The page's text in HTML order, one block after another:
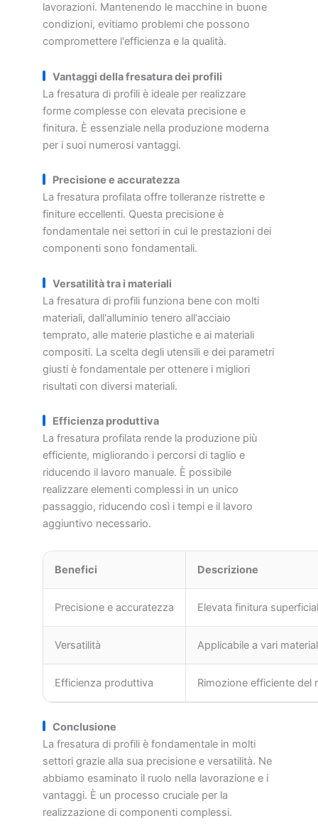
lavorazioni. Mantenendo le macchine in buone
condizioni, evitiamo problemi che possono
compromettere l'efficienza e la qualità.
Vantaggi della fresatura dei profili
La fresatura di profili è ideale per realizzare
forme complesse con elevata precisione e
finitura. È essenziale nella produzione moderna
per i suoi numerosi vantaggi.
Precisione e accuratezza
La fresatura profilata offre tolleranze ristrette e
finiture eccellenti. Questa precisione è
fondamentale nei settori in cui le prestazioni dei
componenti sono fondamentali.
Versatilità tra i materiali
La fresatura di profili funziona bene con molti
materiali, dall'alluminio tenero all'acciaio
temprato, alle materie plastiche e ai materiali
compositi. La scelta degli utensili e dei parametri
giusti è fondamentale per ottenere i migliori
risultati con diversi materiali.
Efficienza produttiva
La fresatura profilata rende la produzione più
efficiente, migliorando i percorsi di taglio e
riducendo il lavoro manuale. È possibile
realizzare elementi complessi in un unico
passaggio, riducendo così i tempi e il lavoro
aggiuntivo necessario.
Benefici Descrizione
Precisione e accuratezza Elevata finitura
Versatilità Applicabile a vari
Efficienza produttiva Rimozione efficiente del
Conclusione
La fresatura di profili è fondamentale in molti
settori grazie alla sua precisione e versatilità. Ne
abbiamo esaminato il ruolo nella lavorazione e i
vantaggi. È un processo cruciale per la
realizzazione di componenti complessi.